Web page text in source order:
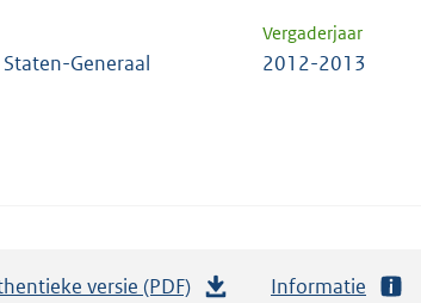
Vergaderjaar
Generaal 2012-2013
versie (PDF) Informatie